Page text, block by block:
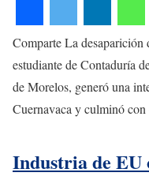
Comparte La
estudiante de Contaduría
de Morelos, generó una
Cuernavaca y culminó
Industria de EU